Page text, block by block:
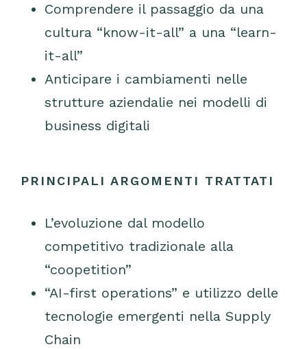
Comprendere il passaggio da una
cultura “know-it-all” a una “learn-
it-all”
Anticipare i cambiamenti nelle
strutture aziendalie nei modelli di
business digitali
PRINCIPALI ARGOMENTI TRATTATI
L’evoluzione dal modello
competitivo tradizionale alla
“coopetition”
“AI-first operations” e utilizzo delle
tecnologie emergenti nella Supply
Chain